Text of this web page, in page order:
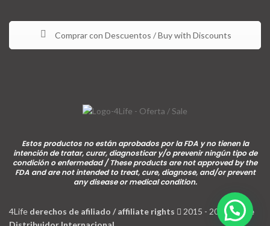
Comprar con Descuentos / Buy with Discounts
Estos productos no están aprobados por la FDA y no tienen la
intención de tratar, curar, diagnosticar y/o prevenir ningún tipo de
condición o enfermedad / These products are not approved by the
FDA and are not intended to treat, cure, diagnose, and/or prevent
any disease or medical condition.
4Life derechos de afiliado / affiliate rights 2015 - 2026 |4Life